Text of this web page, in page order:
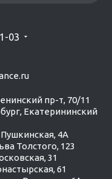
03
пр-т, 70/11
Екатерининский
4А
Толстого, 123
31
61